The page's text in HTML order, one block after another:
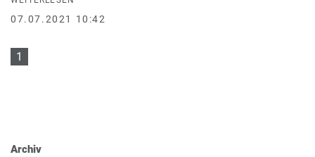
07.07.2021 10:42
1
Archiv